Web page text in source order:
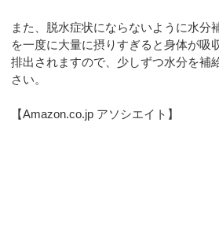
また、脱水症状にならないように水分
を一度に大量に摂りすぎると身体が吸
排出されますので、少しずつ水分を補
さい。
【Amazon.co.jp アソシエイト】